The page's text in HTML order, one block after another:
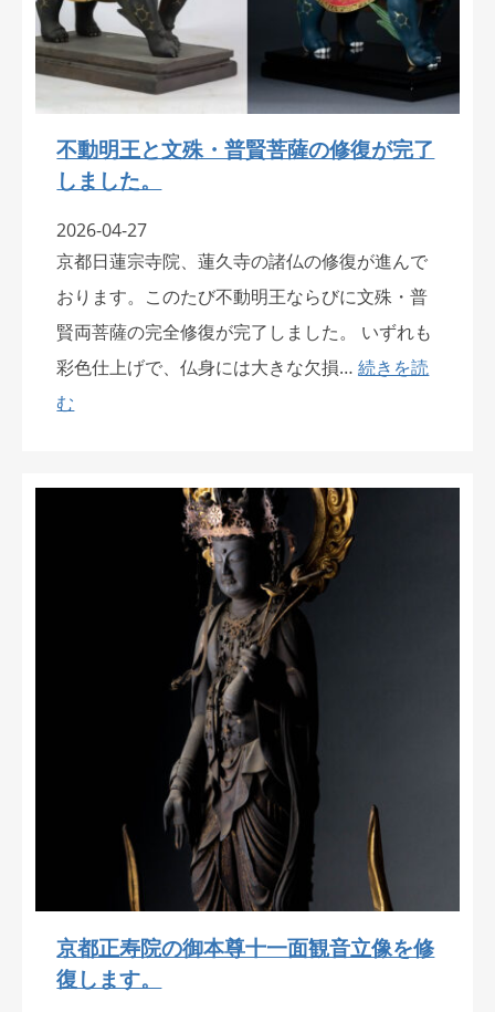
不動明王と文殊・普賢菩薩の修復が完了
しました。
2026-04-27
京都日蓮宗寺院、蓮久寺の諸仏の修復が進んで
おります。このたび不動明王ならびに文殊・普
賢両菩薩の完全修復が完了しました。 いずれも
彩色仕上げで、仏身には大きな欠損…続きを読
む
京都正寿院の御本尊十一面観音立像を修
復します。